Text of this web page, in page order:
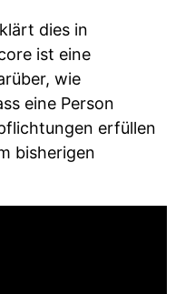
dies in
ist eine
wie
eine Person
erfüllen
bisherigen